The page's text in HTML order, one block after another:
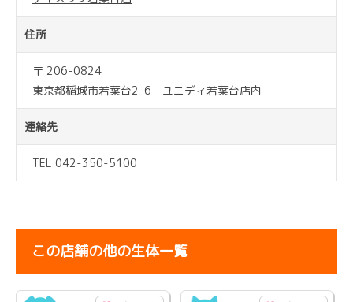
住所
〒 206-0824
東京都稲城市若葉台2-6 ユニディ若葉台店内
連絡先
TEL 042-350-5100
この店舗の他の生体一覧